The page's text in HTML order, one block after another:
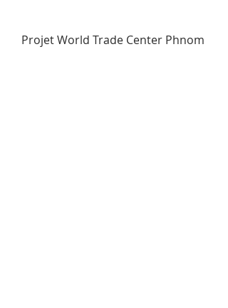
Projet World Trade Center Phnom